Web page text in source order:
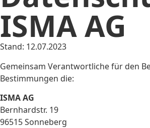
ISMA AG
Stand: 12.07.2023
Gemeinsam Verantwortliche für den
Bestimmungen die:
ISMA AG
Bernhardstr. 19
96515 Sonneberg